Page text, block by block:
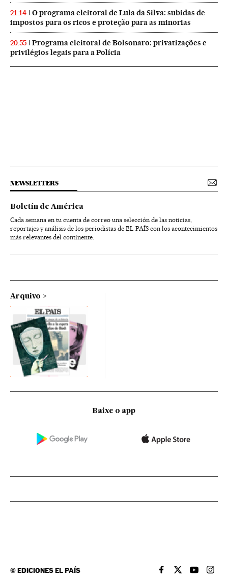
21:14
O programa eleitoral de Lula da Silva: subidas de
impostos para os ricos e proteção para as minorias
20:55
Programa eleitoral de Bolsonaro: privatizações e
privilégios legais para a Polícia
NEWSLETTERS
Boletín de América
Cada semana en tu cuenta de correo una selección de las noticias,
reportajes y análisis de los periodistas de EL PAÍS con los acontecimientos
más relevantes del continente.
Arquivo
Baixe o app
©EDICIONES EL PAÍS